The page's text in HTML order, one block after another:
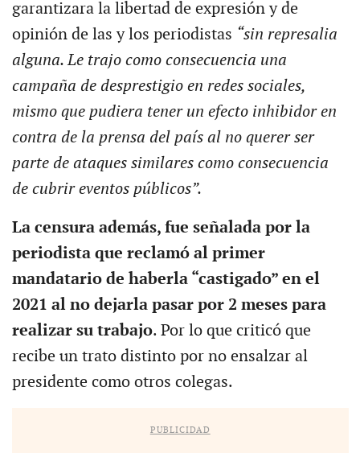
garantizara la libertad de expresión y de
opinión de las y los periodistas “sin represalia
alguna. Le trajo como consecuencia una
campaña de desprestigio en redes sociales,
mismo que pudiera tener un efecto inhibidor en
contra de la prensa del país al no querer ser
parte de ataques similares como consecuencia
de cubrir eventos públicos”.
La censura además, fue señalada por la
periodista que reclamó al primer
mandatario de haberla “castigado” en el
2021 al no dejarla pasar por 2 meses para
realizar su trabajo. Por lo que criticó que
recibe un trato distinto por no ensalzar al
presidente como otros colegas.
PUBLICIDAD